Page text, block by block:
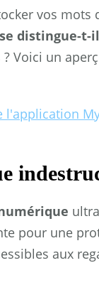
vos
distingue-t-
Voici un
l'application
pour une
aux